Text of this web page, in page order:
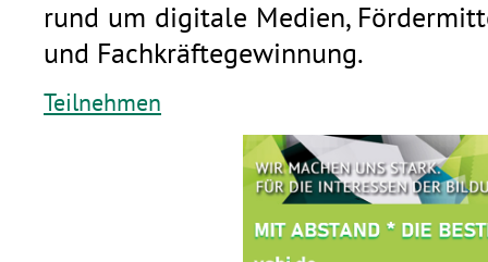
rund um digitale Medien,
und Fachkräftegewinnung.
Teilnehmen